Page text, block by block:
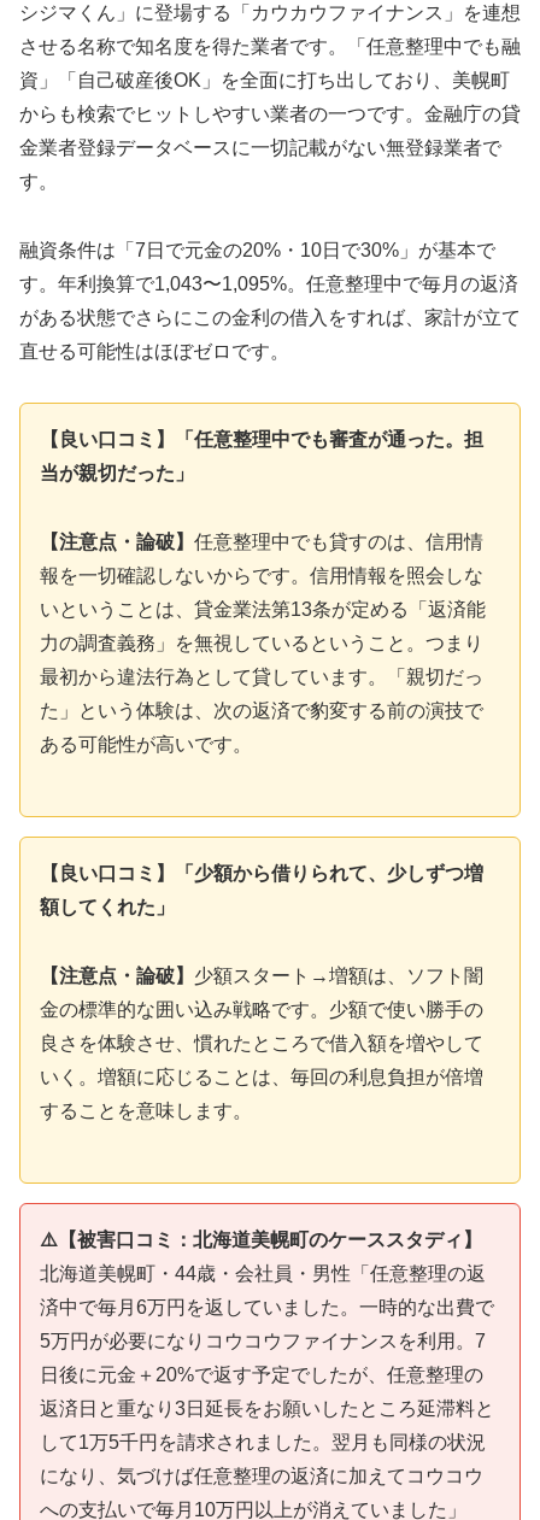
シジマくん」に登場する「カウカウファイナンス」を連想
させる名称で知名度を得た業者です。「任意整理中でも融
資」「自己破産後OK」を全面に打ち出しており、美幌町
からも検索でヒットしやすい業者の一つです。金融庁の貸
金業者登録データベースに一切記載がない無登録業者で
す。
融資条件は「7日で元金の20%・10日で30%」が基本で
す。年利換算で1,043〜1,095%。任意整理中で毎月の返済
がある状態でさらにこの金利の借入をすれば、家計が立て
直せる可能性はほぼゼロです。
【良い口コミ】「任意整理中でも審査が通った。担
当が親切だった」
【注意点・論破】 任意整理中でも貸すのは、信用情
報を一切確認しないからです。信用情報を照会しな
いということは、貸金業法第13条が定める「返済能
力の調査義務」を無視しているということ。つまり
最初から違法行為として貸しています。「親切だっ
た」という体験は、次の返済で豹変する前の演技で
ある可能性が高いです。
【良い口コミ】「少額から借りられて、少しずつ増
額してくれた」
【注意点・論破】 少額スタート→増額は、ソフト闇
金の標準的な囲い込み戦略です。少額で使い勝手の
良さを体験させ、慣れたところで借入額を増やして
いく。増額に応じることは、毎回の利息負担が倍増
することを意味します。
⚠️【被害口コミ：北海道美幌町のケーススタディ】
北海道美幌町・44歳・会社員・男性「任意整理の返
済中で毎月6万円を返していました。一時的な出費で
5万円が必要になりコウコウファイナンスを利用。7
日後に元金＋20%で返す予定でしたが、任意整理の
返済日と重なり3日延長をお願いしたところ延滞料と
して1万5千円を請求されました。翌月も同様の状況
になり、気づけば任意整理の返済に加えてコウコウ
への支払いで毎月10万円以上が消えていました」